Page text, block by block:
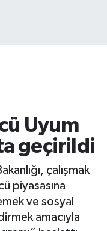
Uyum
geçirildi
çalışmak
piyasasına
ve sosyal
amacıyla